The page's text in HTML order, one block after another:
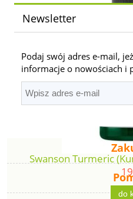
Swanson Turmeric
do
Newsletter
Podaj swój adres e-mail,
informacje o nowościach i